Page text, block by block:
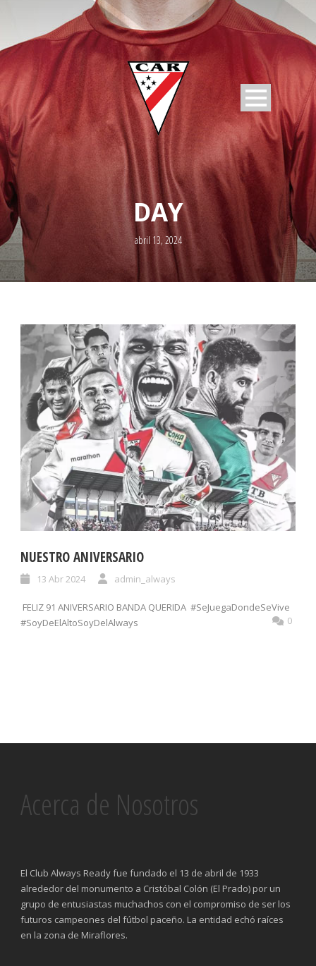
DAY
abril 13, 2024
NUESTRO ANIVERSARIO
13 Abr 2024 admin_always
FELIZ 91 ANIVERSARIO BANDA QUERIDA #SeJuegaDondeSeVive
#SoyDeElAltoSoyDelAlways
0
Acerca de Nosotros
El Club Always Ready fue fundado el 13 de abril de 1933
alrededor del monumento a Cristóbal Colón (El Prado) por un
grupo de entusiastas muchachos con el compromiso de ser los
futuros campeones del fútbol paceño. La entidad echó raíces
en la zona de Miraflores.